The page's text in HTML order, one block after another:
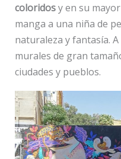
coloridosy en su
manga a una niña de
naturaleza y fantasía.
murales de gran
ciudades y pueblos.